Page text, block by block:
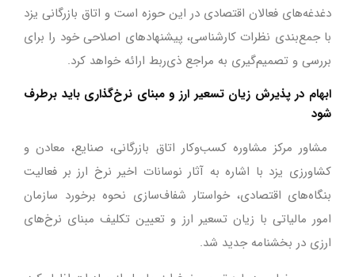
دغدغه‌های فعالان اقتصادی در این حوزه است و اتاق بازرگانی یزد
با جمع‌بندی نظرات کارشناسی، پیشنهادهای اصلاحی خود را برای
بررسی و تصمیم‌گیری به مراجع ذی‌ربط ارائه خواهد کرد.
ابهام در پذیرش زیان تسعیر ارز و مبنای نرخ‌گذاری باید برطرف
شود
مشاور مرکز مشاوره کسب‌وکار اتاق بازرگانی، صنایع، معادن و
کشاورزی یزد با اشاره به آثار نوسانات اخیر نرخ ارز بر فعالیت
بنگاه‌های اقتصادی، خواستار شفاف‌سازی نحوه برخورد سازمان
امور مالیاتی با زیان تسعیر ارز و تعیین تکلیف مبنای نرخ‌های
ارزی در بخشنامه جدید شد.